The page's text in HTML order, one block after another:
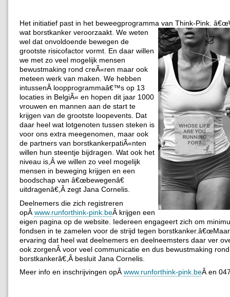
Het initiatief past in het beweegprogramma van Think-Pink.
wat borstkanker veroorzaakt. We weten
wel dat onvoldoende bewegen de
grootste risicofactor vormt. En daar willen
we met zo veel mogelijk mensen
bewustmaking rond creÃ«ren maar ook
meteen werk van maken. We hebben
intussenÂ loopprogrammaâ€™s op 13
locaties in BelgiÃ« en hopen dit jaar 1000
vrouwen en mannen aan de start te
krijgen van de grootste loopevents. Dat
daar heel wat lotgenoten tussen steken is
voor ons extra meegenomen, maar ook
de partners van borstkankerpatiÃ«nten
willen hun steentje bijdragen. Wat ook het
niveau is,Â we willen zo veel mogelijk
mensen in beweging krijgen en een
boodschap van â€œbewegenâ€
uitdragenâ€,Â zegt Jana Cornelis.
Deelnemers die zich registreren
opÂ www.runforthink-pink.beÂ krijgen een
eigen pagina op de website. Iedereen engageert zich om
fondsen in te zamelen voor de strijd tegen
ervaring dat heel wat deelnemers en deelneemsters daar ver
ook zorgenÂ voor veel communicatie en dus bewustmaking rond
borstkankerâ€,Â besluit Jana Cornelis.
Meer info en inschrijvingen opÂwww.runforthink-pink.beÂ en